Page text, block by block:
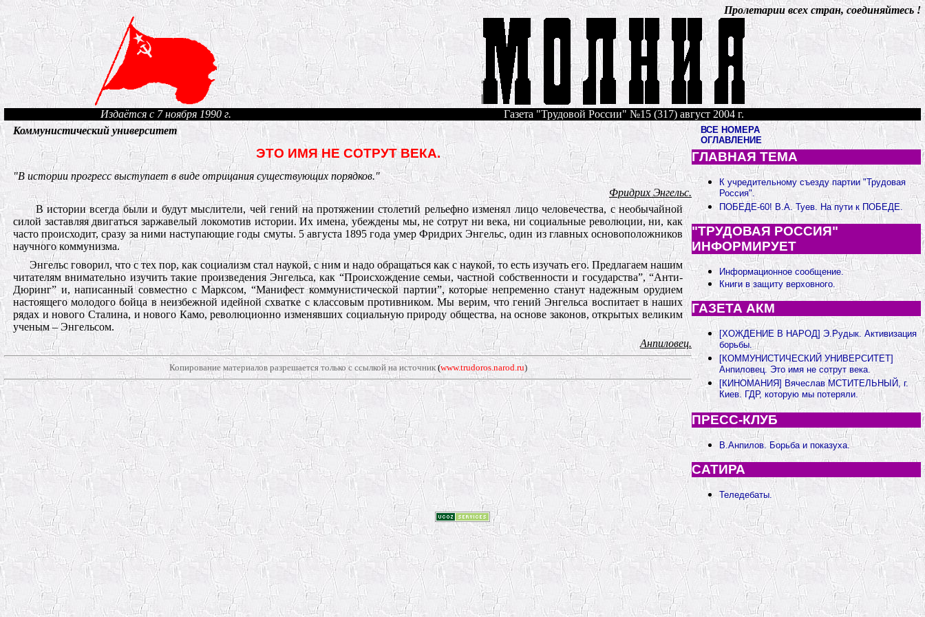
Пролетарии всех стран, соединяйтесь !
Издаётся с 7 ноября 1990 г.
Газета "Трудовой России" №15 (317) август 2004 г.
Коммунистический университет
ЭТО ИМЯ НЕ СОТРУТ ВЕКА.
"В истории прогресс выступает в виде отрицания существующих порядков."
Фридрих Энгельс.
В истории всегда были и будут мыслители, чей гений на протяжении столетий рельефно изменял лицо человечества, с необычайной
силой заставляя двигаться заржавелый локомотив истории. Их имена, убеждены мы, не сотрут ни века, ни социальные революции, ни, как
часто происходит, сразу за ними наступающие годы смуты. 5 августа 1895 года умер Фридрих Энгельс, один из главных основоположников
научного коммунизма.
Энгельс говорил, что с тех пор, как социализм стал наукой, с ним и надо обращаться как с наукой, то есть изучать его. Предлагаем нашим
читателям внимательно изучить такие произведения Энгельса, как “Происхождение семьи, частной собственности и государства”, “Анти-
Дюринг” и, написанный совместно с Марксом, “Манифест коммунистической партии”, которые непременно станут надежным орудием
настоящего молодого бойца в неизбежной идейной схватке с классовым противником. Мы верим, что гений Энгельса воспитает в наших
рядах и нового Сталина, и нового Камо, революционно изменявших социальную природу общества, на основе законов, открытых великим
ученым – Энгельсом.
Анпиловец.
Копирование материалов разрешается только с ссылкой на источник(www.trudoros.narod.ru)
ВСЕ НОМЕРА
ОГЛАВЛЕНИЕ
ГЛАВНАЯ ТЕМА
К учредительному съезду партии "Трудовая
Россия".
ПОБЕДЕ-60! В.А. Туев. На пути к ПОБЕДЕ.
"ТРУДОВАЯ РОССИЯ"
ИНФОРМИРУЕТ
Информационное сообщение.
Книги в защиту верховного.
ГАЗЕТА АКМ
[ХОЖДЕНИЕ В НАРОД] Э.Рудык. Активизация
борьбы.
[КОММУНИСТИЧЕСКИЙ УНИВЕРСИТЕТ]
Анпиловец. Это имя не сотрут века.
[КИНОМАНИЯ] Вячеслав МСТИТЕЛЬНЫЙ, г.
Киев. ГДР, которую мы потеряли.
ПРЕСС-КЛУБ
В.Анпилов. Борьба и показуха.
САТИРА
Теледебаты.